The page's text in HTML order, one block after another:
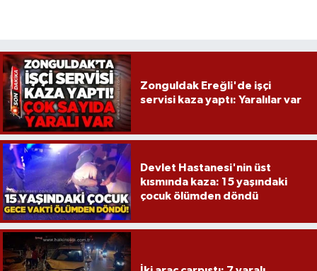
Zonguldak Ereğli'de işçi
servisi kaza yaptı: Yaralılar var
Devlet Hastanesi'nin üst
kısmında kaza: 15 yaşındaki
çocuk ölümden döndü